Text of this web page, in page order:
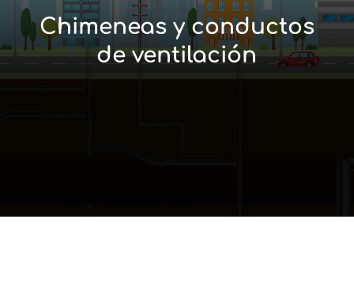
Chimeneas y conductos
de ventilación